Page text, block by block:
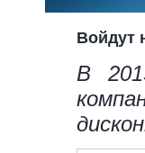
Войдут
В